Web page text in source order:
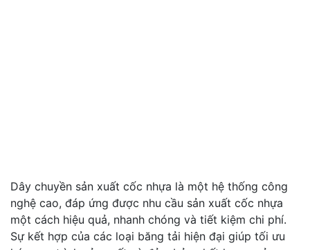
Dây chuyền sản xuất cốc nhựa là một hệ thống công
nghệ cao, đáp ứng được nhu cầu sản xuất cốc nhựa
một cách hiệu quả, nhanh chóng và tiết kiệm chi phí.
Sự kết hợp của các loại băng tải hiện đại giúp tối ưu